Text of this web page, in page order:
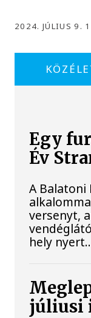
2024. JÚLIUS 9.
Egy
Év
A
versenyt,
hely
júliusi